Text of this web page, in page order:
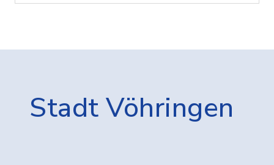
Stadt Vöhringen